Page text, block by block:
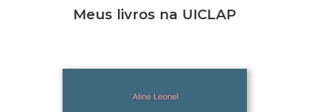
Meus livros na UICLAP